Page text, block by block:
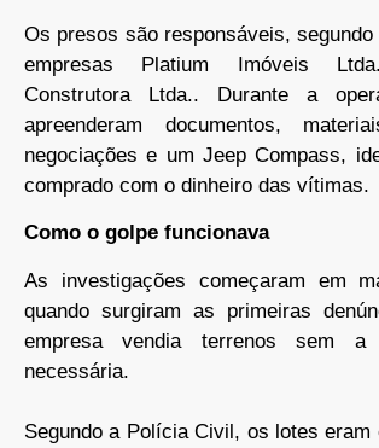
Os presos são responsáveis,
empresas Platium Imóveis
Construtora Ltda.. Durante a
apreenderam documentos,
negociações e um Jeep Compass,
comprado com o dinheiro das vítimas.
Como o golpe funcionava
As investigações começaram em
quando surgiram as primeiras
empresa vendia terrenos sem a
necessária.
Segundo a Polícia Civil, os lotes eram